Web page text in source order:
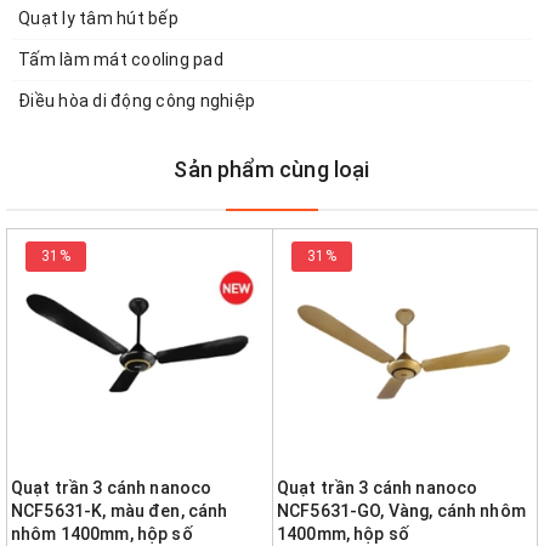
Quạt ly tâm hút bếp
Tấm làm mát cooling pad
Điều hòa di động công nghiệp
Sản phẩm cùng loại
31%
Quạt trần 3 cánh nanoco
NCF5631-K, màu đen, cánh
nhôm 1400mm, hộp số
31%
Quạt trần 3 cánh nanoco
NCF5631-GO, Vàng, cánh nhôm
1400mm, hộp số